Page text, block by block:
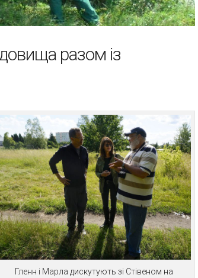
разом із
Гленн і Марла дискутують зі Стівеном на